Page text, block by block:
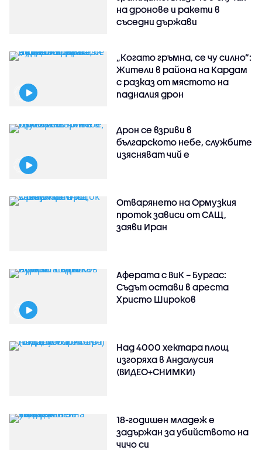
на дронове и ракети в
съседни държави
„Когато гръмна, се чу силно“:
Жители в района на Кардам
с разказ от мястото на
падналия дрон
Дрон се взриви в
българското небе, службите
изясняват чий е
Отварянето на Ормузкия
проток зависи от САЩ,
заяви Иран
Аферата с ВиК – Бургас:
Съдът остави в ареста
Христо Широков
Над 4000 хектара площ
изгоряха в Андалусия
(ВИДЕО+СНИМКИ)
18-годишен младеж е
задържан за убийството на
чичо си